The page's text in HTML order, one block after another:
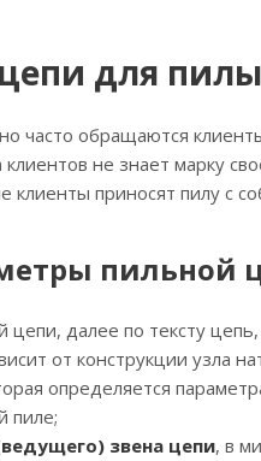
для
часто обращаются
не знает марку
приносят пилу с
пильной
далее по тексту
от конструкции
определяется
пиле;
звена цепи, в